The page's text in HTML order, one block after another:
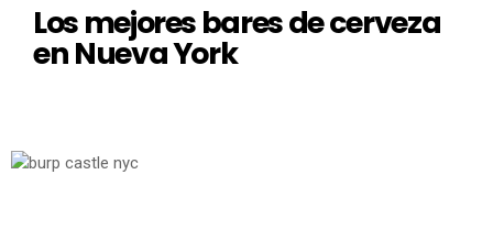
Los mejores bares de cerveza
en Nueva York